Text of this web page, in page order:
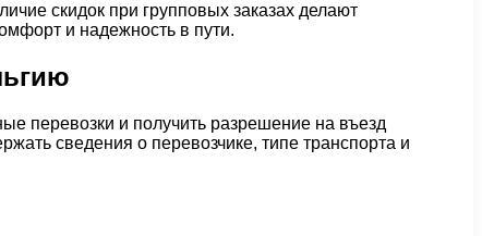
скидок при групповых заказах делают
и надежность в пути.
перевозки и получить разрешение на въезд
сведения о перевозчике, типе транспорта и